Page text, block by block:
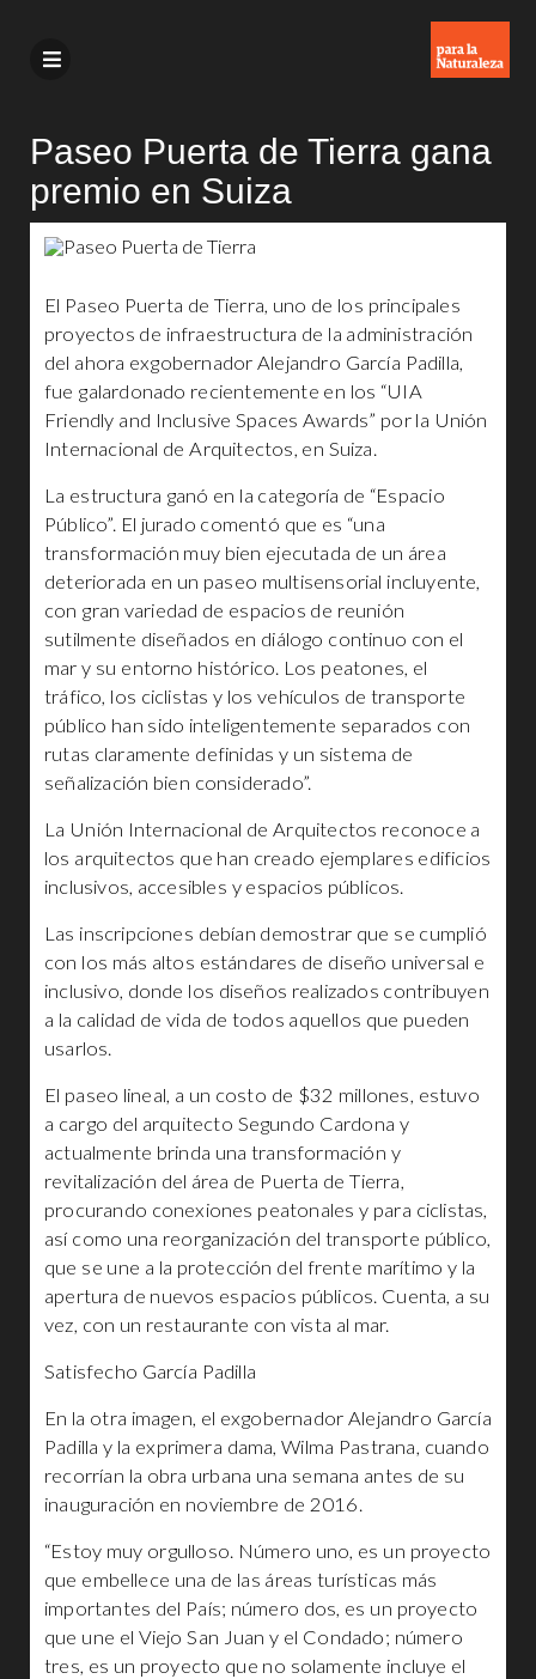
Paseo Puerta de Tierra gana
premio en Suiza
El Paseo Puerta de Tierra, uno de los principales
proyectos de infraestructura de la administración
del ahora exgobernador Alejandro García Padilla,
fue galardonado recientemente en los “UIA
Friendly and Inclusive Spaces Awards” por la Unión
Internacional de Arquitectos, en Suiza.
La estructura ganó en la categoría de “Espacio
Público”. El jurado comentó que es “una
transformación muy bien ejecutada de un área
deteriorada en un paseo multisensorial incluyente,
con gran variedad de espacios de reunión
sutilmente diseñados en diálogo continuo con el
mar y su entorno histórico. Los peatones, el
tráfico, los ciclistas y los vehículos de transporte
público han sido inteligentemente separados con
rutas claramente definidas y un sistema de
señalización bien considerado”.
La Unión Internacional de Arquitectos reconoce a
los arquitectos que han creado ejemplares edificios
inclusivos, accesibles y espacios públicos.
Las inscripciones debían demostrar que se cumplió
con los más altos estándares de diseño universal e
inclusivo, donde los diseños realizados contribuyen
a la calidad de vida de todos aquellos que pueden
usarlos.
El paseo lineal, a un costo de $32 millones, estuvo
a cargo del arquitecto Segundo Cardona y
actualmente brinda una transformación y
revitalización del área de Puerta de Tierra,
procurando conexiones peatonales y para ciclistas,
así como una reorganización del transporte público,
que se une a la protección del frente marítimo y la
apertura de nuevos espacios públicos. Cuenta, a su
vez, con un restaurante con vista al mar.
Satisfecho García Padilla
En la otra imagen, el exgobernador Alejandro García
Padilla y la exprimera dama, Wilma Pastrana, cuando
recorrían la obra urbana una semana antes de su
inauguración en noviembre de 2016.
“Estoy muy orgulloso. Número uno, es un proyecto
que embellece una de las áreas turísticas más
importantes del País; número dos, es un proyecto
que une el Viejo San Juan y el Condado; número
tres, es un proyecto que no solamente incluye el